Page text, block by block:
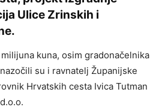
Ulice Zrinskih i
kuna, osim gradonačelnika
su i ravnatelj Županijske
Hrvatskih cesta Ivica Tutman